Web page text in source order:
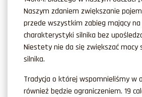
Naszym zdaniem zwiększanie
przede wszystkim zabieg mający
charakterystyki silnika bez
Niestety nie da się zwiększać
silnika.
Tradycja o której wspomnieliśmy w
również będzie ograniczeniem. 19